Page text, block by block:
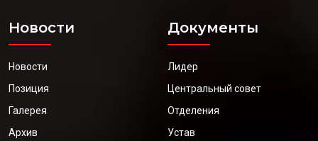
Новости
Новости
Позиция
Галерея
Архив
Документы
Лидер
Центральный совет
Отделения
Устав